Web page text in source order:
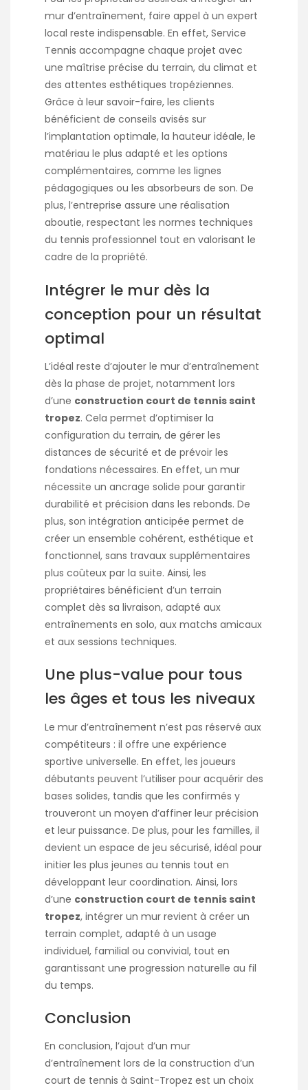
mur d’entraînement, faire appel à un expert
local reste indispensable. En effet, Service
Tennis accompagne chaque projet avec
une maîtrise précise du terrain, du climat et
des attentes esthétiques tropéziennes.
Grâce à leur savoir-faire, les clients
bénéficient de conseils avisés sur
l’implantation optimale, la hauteur idéale, le
matériau le plus adapté et les options
complémentaires, comme les lignes
pédagogiques ou les absorbeurs de son. De
plus, l’entreprise assure une réalisation
aboutie, respectant les normes techniques
du tennis professionnel tout en valorisant le
cadre de la propriété.
Intégrer le mur dès la
conception pour un résultat
optimal
L’idéal reste d’ajouter le mur d’entraînement
dès la phase de projet, notamment lors
d’une construction court de tennis saint
tropez. Cela permet d’optimiser la
configuration du terrain, de gérer les
distances de sécurité et de prévoir les
fondations nécessaires. En effet, un mur
nécessite un ancrage solide pour garantir
durabilité et précision dans les rebonds. De
plus, son intégration anticipée permet de
créer un ensemble cohérent, esthétique et
fonctionnel, sans travaux supplémentaires
plus coûteux par la suite. Ainsi, les
propriétaires bénéficient d’un terrain
complet dès sa livraison, adapté aux
entraînements en solo, aux matchs amicaux
et aux sessions techniques.
Une plus-value pour tous
les âges et tous les niveaux
Le mur d’entraînement n’est pas réservé aux
compétiteurs : il offre une expérience
sportive universelle. En effet, les joueurs
débutants peuvent l’utiliser pour acquérir des
bases solides, tandis que les confirmés y
trouveront un moyen d’affiner leur précision
et leur puissance. De plus, pour les familles, il
devient un espace de jeu sécurisé, idéal pour
initier les plus jeunes au tennis tout en
développant leur coordination. Ainsi, lors
d’une construction court de tennis saint
tropez, intégrer un mur revient à créer un
terrain complet, adapté à un usage
individuel, familial ou convivial, tout en
garantissant une progression naturelle au fil
du temps.
Conclusion
En conclusion, l’ajout d’un mur
d’entraînement lors de la construction d’un
court de tennis à Saint-Tropez est un choix